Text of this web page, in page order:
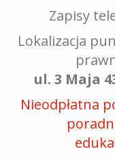
Zapisy
Lokalizacja
ul. 3 Maja
Nieodpłatna